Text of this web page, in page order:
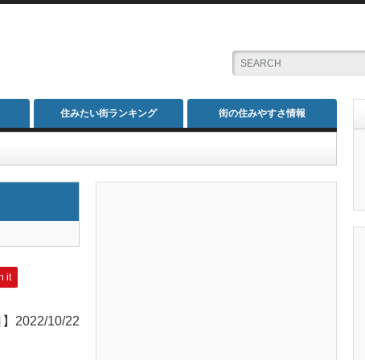
住みたい街ランキング 街の住みやすさ情報
it
】2022/10/22